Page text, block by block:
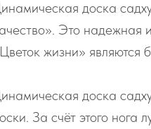
доска
Это надежная
жизни» являются
доска
За счёт этого